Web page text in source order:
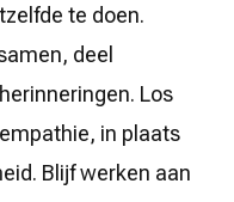
te doen.
deel
Los
in plaats
Blijf werken aan